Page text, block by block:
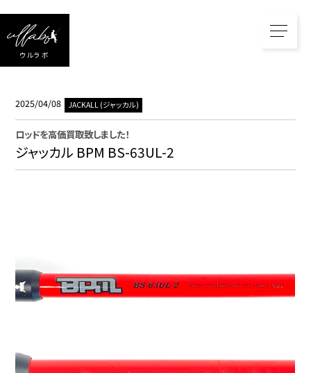
ウルラボ
2025/04/08 JACKALL (ジャッカル)
ロッドを高価買取致しました！
ジャッカル BPM BS-63UL-2